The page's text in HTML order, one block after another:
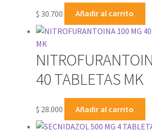
$ 30.700 Añadir al carrito
40 TABLETAS MK
$ 28.000 Añadir al carrito